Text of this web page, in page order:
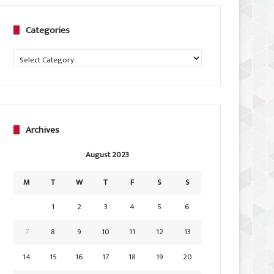
Categories
Categories
Archives
August 2023
M T W T F S
S
1
2 3 4 5
6
7
8 9 10 11 12
13
14
15 16 17 18 19 20